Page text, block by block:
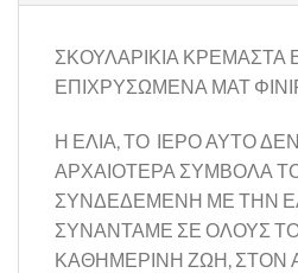
ΣΚΟΥΛΑΡΙΚΙΑ ΚΡΕΜΑΣΤΑ
ΕΠΙΧΡΥΣΩΜΕΝΑ ΜΑΤ
Η ΕΛΙΑ, ΤΟ ΙΕΡΟ ΑΥΤΟ
ΑΡΧΑΙΟΤΕΡΑ ΣΥΜΒΟΛΑ
ΣΥΝΔΕΔΕΜΕΝΗ ΜΕ ΤΗΝ
ΣΥΝΑΝΤΑΜΕ ΣΕ ΟΛΟΥΣ
ΚΑΘΗΜΕΡΙΝΗ ΖΩΗ, ΣΤΟΝ